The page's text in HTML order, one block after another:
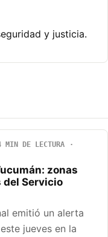
y justicia.
MIN DE LECTURA
zonas
del Servicio
emitió un alerta
jueves en la